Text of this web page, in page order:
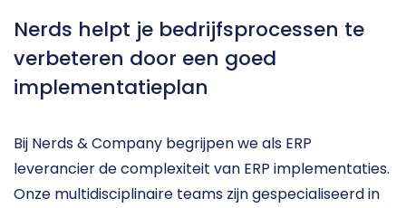
Nerds helpt je bedrijfsprocessen te
verbeteren door een goed
implementatieplan
Bij Nerds & Company begrijpen we als ERP
leverancier de complexiteit van ERP implementaties.
Onze multidisciplinaire teams zijn gespecialiseerd in